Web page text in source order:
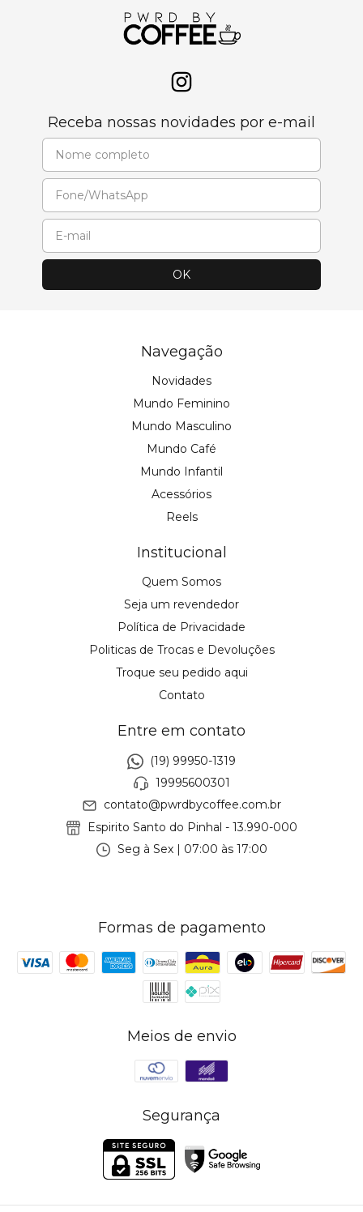
Receba nossas novidades por e-mail
Navegação
Novidades
Mundo Feminino
Mundo Masculino
Mundo Café
Mundo Infantil
Acessórios
Reels
Institucional
Quem Somos
Seja um revendedor
Política de Privacidade
Politicas de Trocas e Devoluções
Troque seu pedido aqui
Contato
Entre em contato
(19) 99950-1319
19995600301
contato@pwrdbycoffee.com.br
Espirito Santo do Pinhal - 13.990-000
Seg à Sex | 07:00 às 17:00
Formas de pagamento
Meios de envio
Segurança